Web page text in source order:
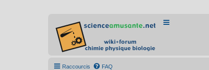
Raccourcis FAQ